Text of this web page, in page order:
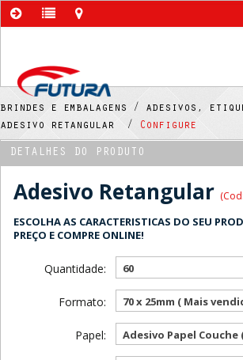
brindes e embalagens / adesivos,
adesivo retangular /
Configure
DETALHES DO PRODUTO
Adesivo Retangular
ESCOLHA AS CARACTERISTICAS DO SEU
PREÇO E COMPRE ONLINE!
Quantidade: 60
Formato: 70 x 25mm ( Mais
Papel: